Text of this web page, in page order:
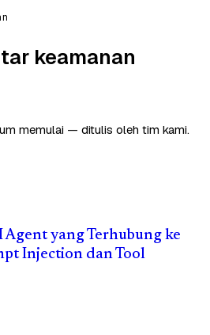
keamanan
memulai — ditulis oleh tim kami.
yang Terhubung ke
Injection dan Tool